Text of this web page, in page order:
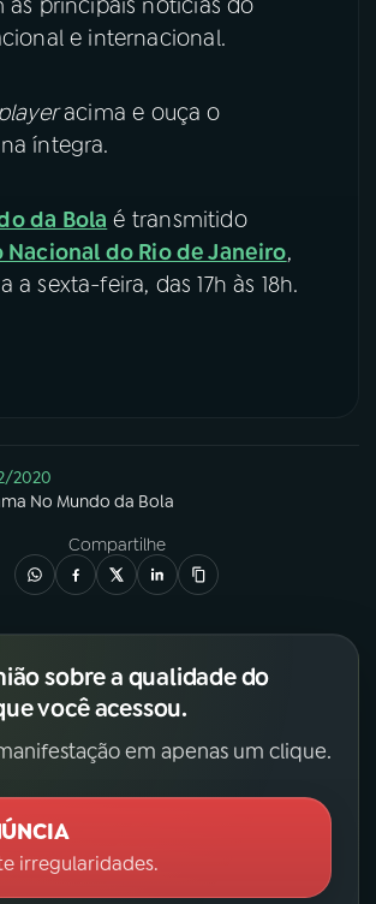
X
e internacional.
acima e ouça o
íntegra.
da Bola é transmitido
Nacional do Rio de Janeiro,
a sexta-feira, das 17h às 18h.
2020
No Mundo da Bola
Compartilhe
sobre a qualidade do
você acessou.
em apenas um clique.
irregularidades.